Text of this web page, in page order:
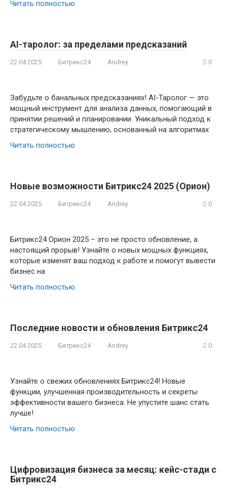
Читать полностью
AI-таролог: за пределами предсказаний
22.04.2025 Битрикс24 Andrey 0
Забудьте о банальных предсказаниях! AI-Таролог — это
мощный инструмент для анализа данных, помогающий в
принятии решений и планировании. Уникальный подход к
стратегическому мышлению, основанный на алгоритмах
Читать полностью
Новые возможности Битрикс24 2025 (Орион)
22.04.2025 Битрикс24 Andrey 0
Битрикс24 Орион 2025 – это не просто обновление, а
настоящий прорыв! Узнайте о новых мощных функциях,
которые изменят ваш подход к работе и помогут вывести
бизнес на
Читать полностью
Последние новости и обновления Битрикс24
22.04.2025 Битрикс24 Andrey 0
Узнайте о свежих обновлениях Битрикс24! Новые
функции, улучшенная производительность и секреты
эффективности вашего бизнеса. Не упустите шанс стать
лучше!
Читать полностью
Цифровизация бизнеса за месяц: кейс-стади с
Битрикс24